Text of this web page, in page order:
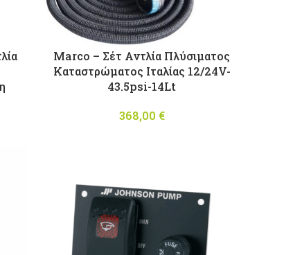
Marco – Σέτ Αντλία Πλύσιματος
Καταστρώματος Ιταλίας 12/24V-
43.5psi-14Lt
368,00 €